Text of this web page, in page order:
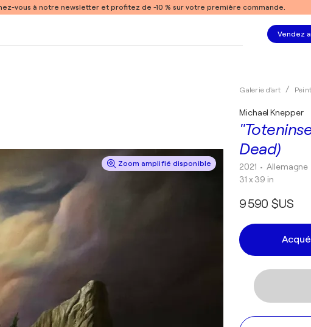
vous à notre newsletter et profitez de -10 % sur votre première commande.
Vendez
Zoom amplifié disponible
Galerie d'art
Dead)
Michael Knepper
2021 • Allemagne
31 x 39 in
9 590 $US